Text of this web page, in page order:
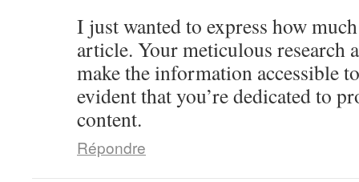
I just wanted to express how
article. Your meticulous research
make the information accessible
evident that you’re dedicated to
content.
Répondre